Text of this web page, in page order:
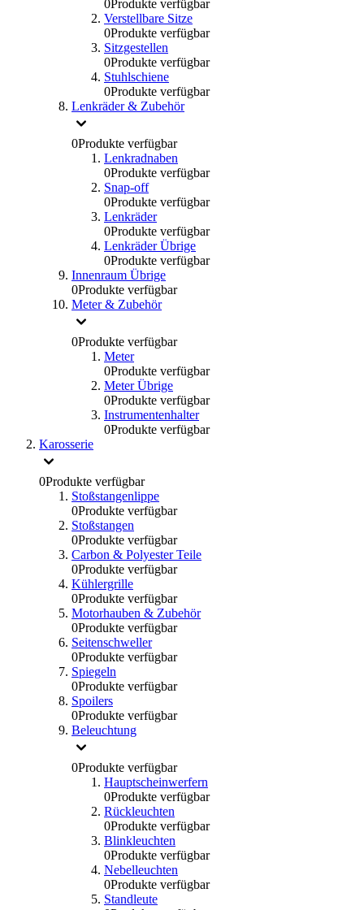
0Produkte verfügbar
Verstellbare Sitze
0Produkte verfügbar
Sitzgestellen
0Produkte verfügbar
Stuhlschiene
0Produkte verfügbar
Lenkräder & Zubehör
0Produkte verfügbar
Lenkradnaben
0Produkte verfügbar
Snap-off
0Produkte verfügbar
Lenkräder
0Produkte verfügbar
Lenkräder Übrige
0Produkte verfügbar
Innenraum Übrige
0Produkte verfügbar
Meter & Zubehör
0Produkte verfügbar
Meter
0Produkte verfügbar
Meter Übrige
0Produkte verfügbar
Instrumentenhalter
0Produkte verfügbar
Karosserie
0Produkte verfügbar
Stoßstangenlippe
0Produkte verfügbar
Stoßstangen
0Produkte verfügbar
Carbon & Polyester Teile
0Produkte verfügbar
Kühlergrille
0Produkte verfügbar
Motorhauben & Zubehör
0Produkte verfügbar
Seitenschweller
0Produkte verfügbar
Spiegeln
0Produkte verfügbar
Spoilers
0Produkte verfügbar
Beleuchtung
0Produkte verfügbar
Hauptscheinwerfern
0Produkte verfügbar
Rückleuchten
0Produkte verfügbar
Blinkleuchten
0Produkte verfügbar
Nebelleuchten
0Produkte verfügbar
Standleute